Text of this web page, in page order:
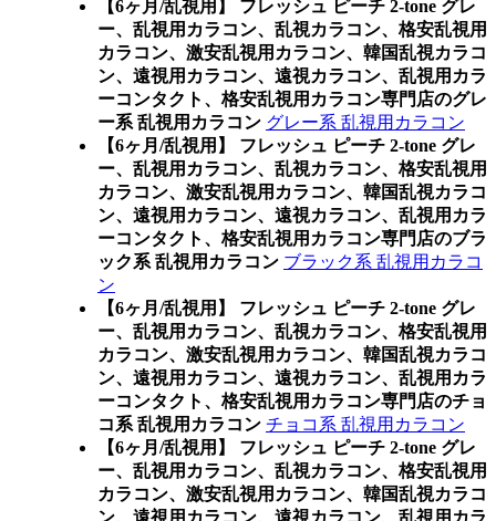
【6ヶ月/乱視用】 フレッシュ ピーチ 2-tone グレ
ー、乱視用カラコン、乱視カラコン、格安乱視用
カラコン、激安乱視用カラコン、韓国乱視カラコ
ン、遠視用カラコン、遠視カラコン、乱視用カラ
ーコンタクト、格安乱視用カラコン専門店のグレ
ー系 乱視用カラコン グレー系 乱視用カラコン
【6ヶ月/乱視用】 フレッシュ ピーチ 2-tone グレ
ー、乱視用カラコン、乱視カラコン、格安乱視用
カラコン、激安乱視用カラコン、韓国乱視カラコ
ン、遠視用カラコン、遠視カラコン、乱視用カラ
ーコンタクト、格安乱視用カラコン専門店のブラ
ック系 乱視用カラコン ブラック系 乱視用カラコ
ン
【6ヶ月/乱視用】 フレッシュ ピーチ 2-tone グレ
ー、乱視用カラコン、乱視カラコン、格安乱視用
カラコン、激安乱視用カラコン、韓国乱視カラコ
ン、遠視用カラコン、遠視カラコン、乱視用カラ
ーコンタクト、格安乱視用カラコン専門店のチョ
コ系 乱視用カラコン チョコ系 乱視用カラコン
【6ヶ月/乱視用】 フレッシュ ピーチ 2-tone グレ
ー、乱視用カラコン、乱視カラコン、格安乱視用
カラコン、激安乱視用カラコン、韓国乱視カラコ
ン、遠視用カラコン、遠視カラコン、乱視用カラ